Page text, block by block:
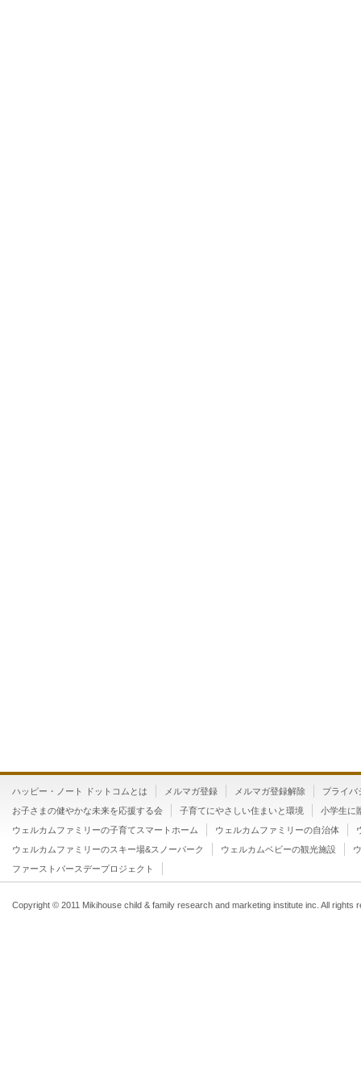
ハッピー・ノート ドットコムとは メルマガ登録 メルマガ登録解除
プライバ
お子さまの健やかな未来を応援する会
子育てにやさしい住まいと環境
小学生に
ウェルカムファミリーの子育てスマートホーム
ウェルカムファミリーの自治体
ウェルカムファミリーのスキー場&スノーパーク
ウェルカムベビーの観光施設
ファーストバースデープロジェクト
Copyright © 2011 Mikihouse child & family research and marketing institute inc. All rights